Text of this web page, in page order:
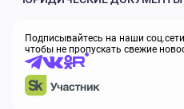
Подписывайтесь на наши
чтобы не пропускать свежие